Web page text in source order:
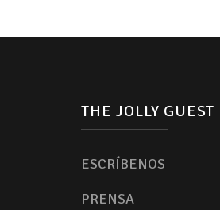
THE JOLLY GUEST
ESCRÍBENOS
PRENSA